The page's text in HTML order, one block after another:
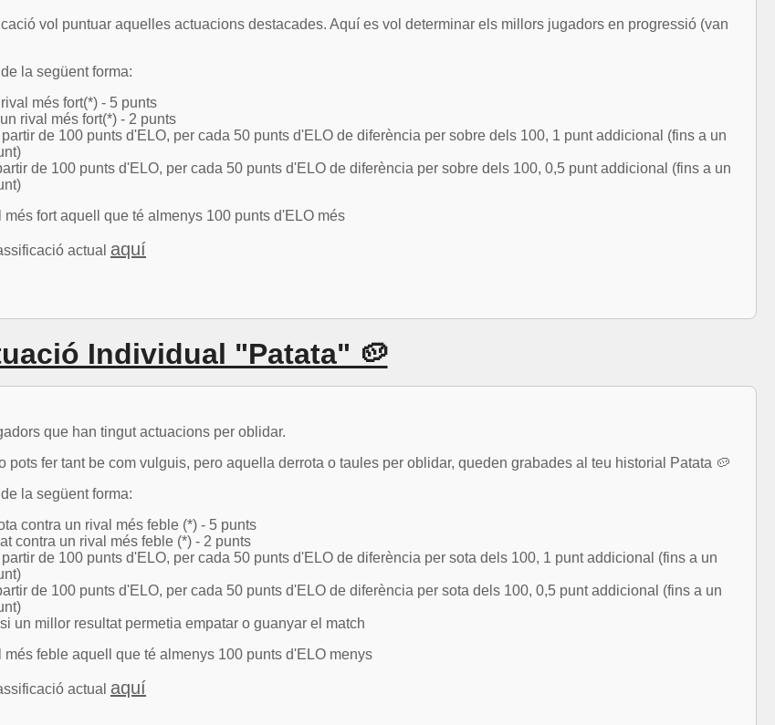
vol puntuar aquelles actuacions destacades. Aquí es vol determinar els millors jugadors en progressió (van
la següent forma:
més fort(*) - 5 punts
rival més fort(*) - 2 punts
partir de 100 punts d'ELO, per cada 50 punts d'ELO de diferència per sobre dels 100, 1 punt addicional (fins a un
de 100 punts d'ELO, per cada 50 punts d'ELO de diferència per sobre dels 100, 0,5 punt addicional (fins a un
més fort aquell que té almenys 100 punts d'ELO més
actual aquí
Individual "Patata" 🥔
que han tingut actuacions per oblidar.
pots fer tant be com vulguis, pero aquella derrota o taules per oblidar, queden grabades al teu historial Patata 🥔
la següent forma:
contra un rival més feble (*) - 5 punts
contra un rival més feble (*) - 2 punts
partir de 100 punts d'ELO, per cada 50 punts d'ELO de diferència per sota dels 100, 1 punt addicional (fins a un
de 100 punts d'ELO, per cada 50 punts d'ELO de diferència per sota dels 100, 0,5 punt addicional (fins a un
un millor resultat permetia empatar o guanyar el match
més feble aquell que té almenys 100 punts d'ELO menys
actual aquí